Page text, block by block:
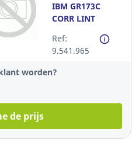
IBM GR173C
CORR LINT
Ref:
9.541.965
worden?
de prijs